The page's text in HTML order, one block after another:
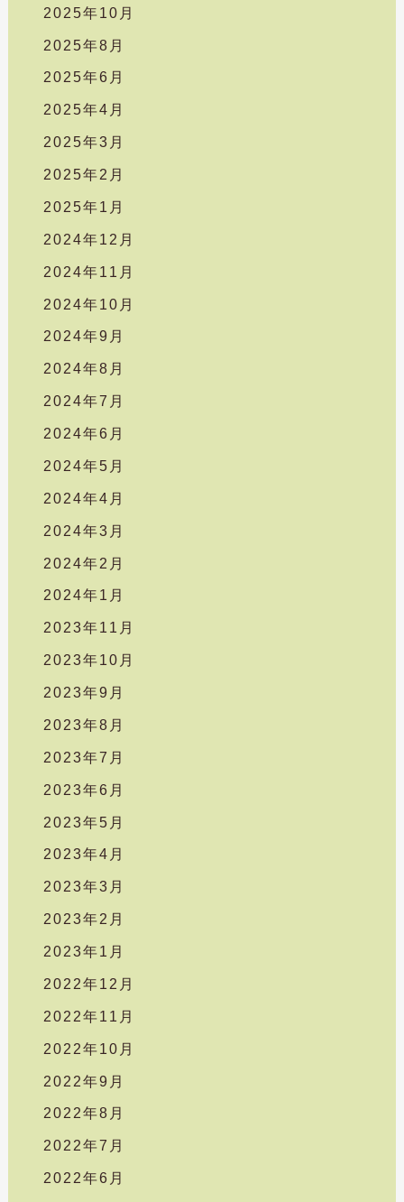
2025年10月
2025年8月
2025年6月
2025年4月
2025年3月
2025年2月
2025年1月
2024年12月
2024年11月
2024年10月
2024年9月
2024年8月
2024年7月
2024年6月
2024年5月
2024年4月
2024年3月
2024年2月
2024年1月
2023年11月
2023年10月
2023年9月
2023年8月
2023年7月
2023年6月
2023年5月
2023年4月
2023年3月
2023年2月
2023年1月
2022年12月
2022年11月
2022年10月
2022年9月
2022年8月
2022年7月
2022年6月